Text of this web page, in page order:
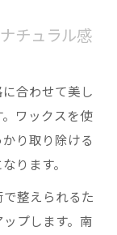
チュラル感
合わせて美し
ワックスを使
り取り除ける
ります。
整えられるた
プします。南